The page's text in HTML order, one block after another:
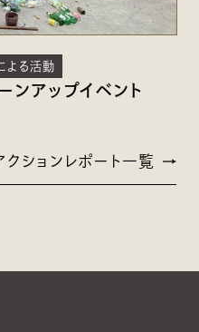
よる活動
アップイベント
クションレポート一覧